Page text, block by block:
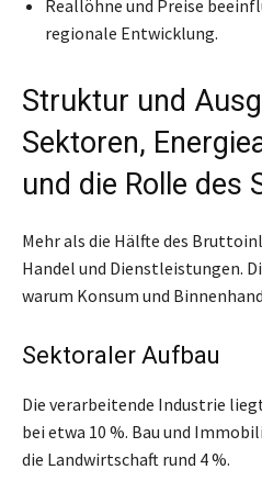
Reallöhne und Preise
regionale Entwicklung.
Struktur und
Sektoren,
und die Rolle des
Mehr als die Hälfte des
Handel und Dienstleistungen.
warum Konsum und
Sektoraler Aufbau
Die verarbeitende Industrie
bei etwa 10 %. Bau und
die Landwirtschaft rund 4 %.